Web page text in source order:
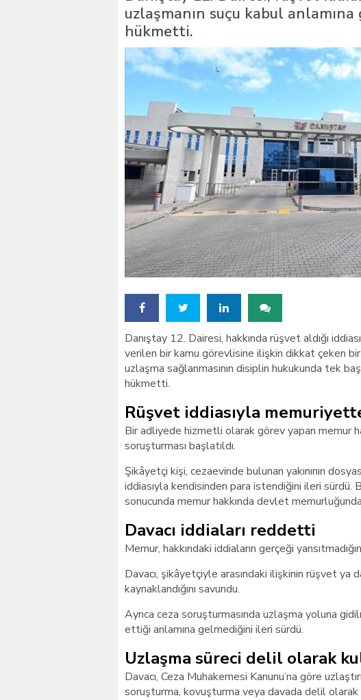
İstanbul’daki okullar için mescid
uzlaşmanın suçu kabul
hükmetti.
Danıştay 12. Dairesi, hakkında rüşvet aldığı
verilen bir kamu görevlisine ilişkin dikkat çeken
uzlaşma sağlanmasının disiplin hukukunda tek
hükmetti.
Rüşvet iddiasıyla
Bir adliyede hizmetli olarak görev yapan memur
soruşturması başlatıldı.
Şikâyetçi kişi, cezaevinde bulunan yakınının
iddiasıyla kendisinden para istendiğini ileri sürdü.
sonucunda memur hakkında devlet
Davacı iddiaları reddetti
Memur, hakkındaki iddiaların gerçeği
Davacı, şikâyetçiyle arasındaki ilişkinin rüşvet ya
kaynaklandığını savundu.
Ayrıca ceza soruşturmasında uzlaşma yoluna
ettiği anlamına gelmediğini ileri sürdü.
Uzlaşma süreci delil olarak
Davacı, Ceza Muhakemesi Kanunu’na göre
soruşturma, kovuşturma veya davada delil olarak